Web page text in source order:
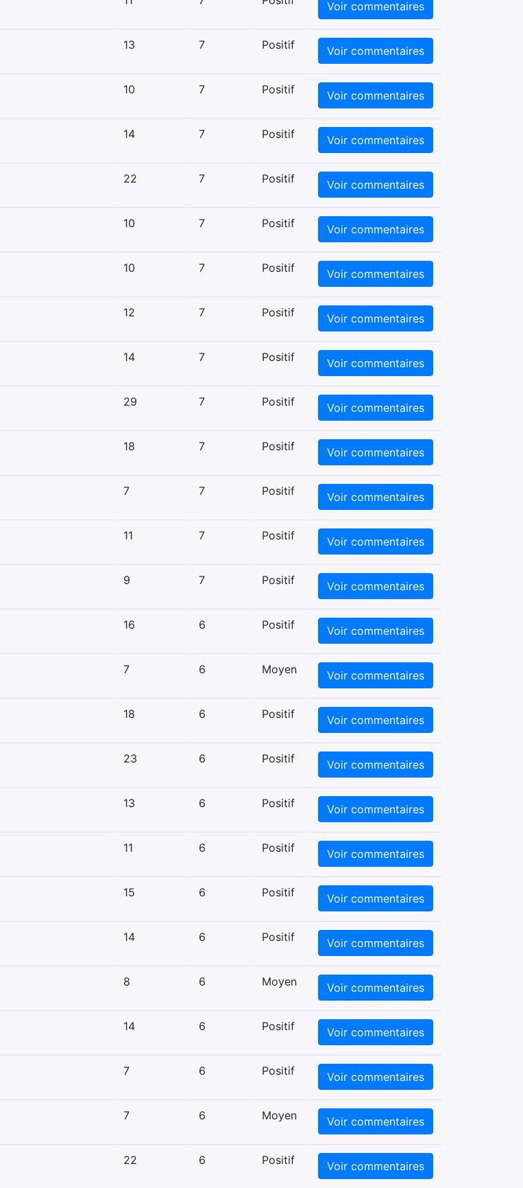
Voir commentaires
13 7 Positif Voir commentaires
10 7 Positif Voir commentaires
14 7 Positif Voir commentaires
22 7 Positif Voir commentaires
10 7 Positif Voir commentaires
10 7 Positif Voir commentaires
12 7 Positif Voir commentaires
14 7 Positif Voir commentaires
29 7 Positif Voir commentaires
18 7 Positif Voir commentaires
7 7 Positif Voir commentaires
11 7 Positif Voir commentaires
9 7 Positif Voir commentaires
16 6 Positif Voir commentaires
7 6 Moyen Voir commentaires
18 6 Positif Voir commentaires
23 6 Positif Voir commentaires
13 6 Positif Voir commentaires
11 6 Positif Voir commentaires
15 6 Positif Voir commentaires
14 6 Positif Voir commentaires
8 6 Moyen Voir commentaires
14 6 Positif Voir commentaires
7 6 Positif Voir commentaires
7 6 Moyen Voir commentaires
22 6 Positif Voir commentaires